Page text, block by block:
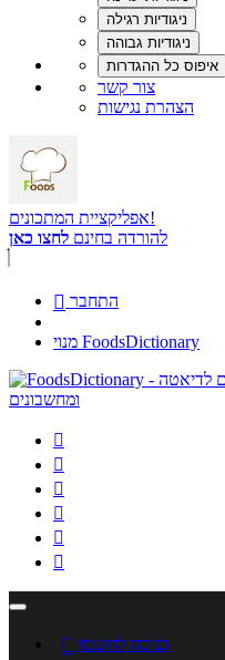
צור קשר
הצהרת נגישות
אפליקציית המתכונים!
להורדה בחינם לחצו כאן
 התחבר
מנוי FoodsDictionary






 כניסה לחשבון